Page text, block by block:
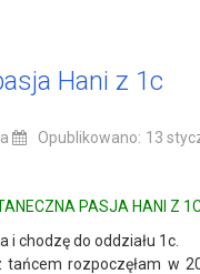
Hani z 1c
Opublikowano: 13
PASJA HANI Z
i chodzę do oddziału 1c.
tańcem rozpoczęłam w